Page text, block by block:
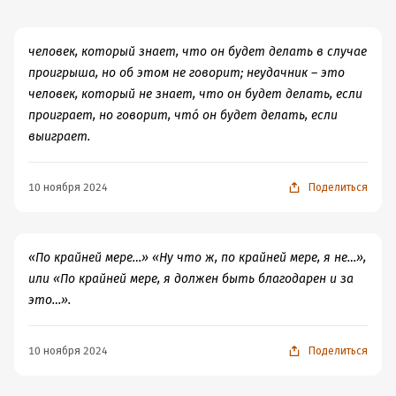
соавторство; но и это было бы большим
преуменьшением Его Заслуг. Начнём с того, что доктор
Берн систематически пытается ввести читателя в
заблуждение, и если бы не бдительность Абрама
Ильича, неизвестно, чем бы это всё могло закончиться.
Об этом легко догадаться по Его негодующим
только содержит многочисленные свидетельства
противоположную точку зрения (которую Шехеразада
и внушает своему повелителю). –Прим. перев.». В
некоторых случаях ситуация не настолько опасна, и
как и следующее описание конъюгации, намеренно
человек, который знает, что он будет делать в случае
проигрыша, но об этом не говорит; неудачник – это
человек, который не знает, что он будет делать, если
проиграет, но говорит, чтó он будет делать, если
выиграет.
10 ноября 2024 Поделиться
«По крайней мере…» «Ну что ж, по крайней мере, я не…»,
или «По крайней мере, я должен быть благодарен и за
это…».
10 ноября 2024 Поделиться